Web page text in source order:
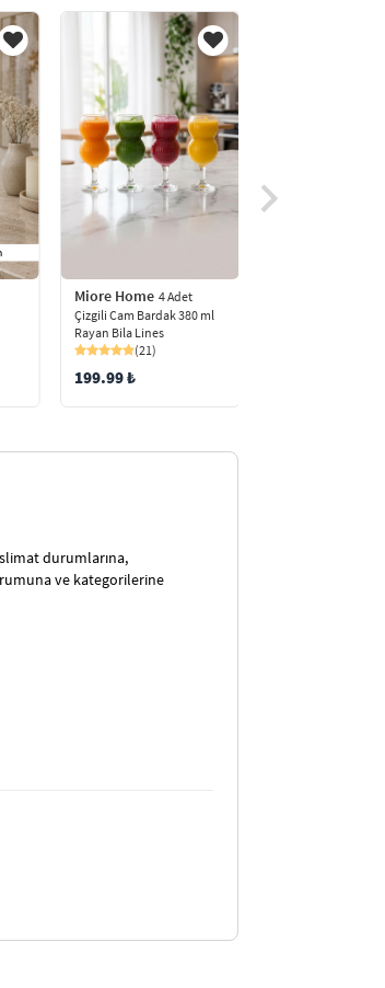
Miore Home 4 Adet
Çizgili Cam Bardak 380 ml
Rayan Bila Lines
(21)
199.99 ₺
durumlarına,
ve kategorilerine